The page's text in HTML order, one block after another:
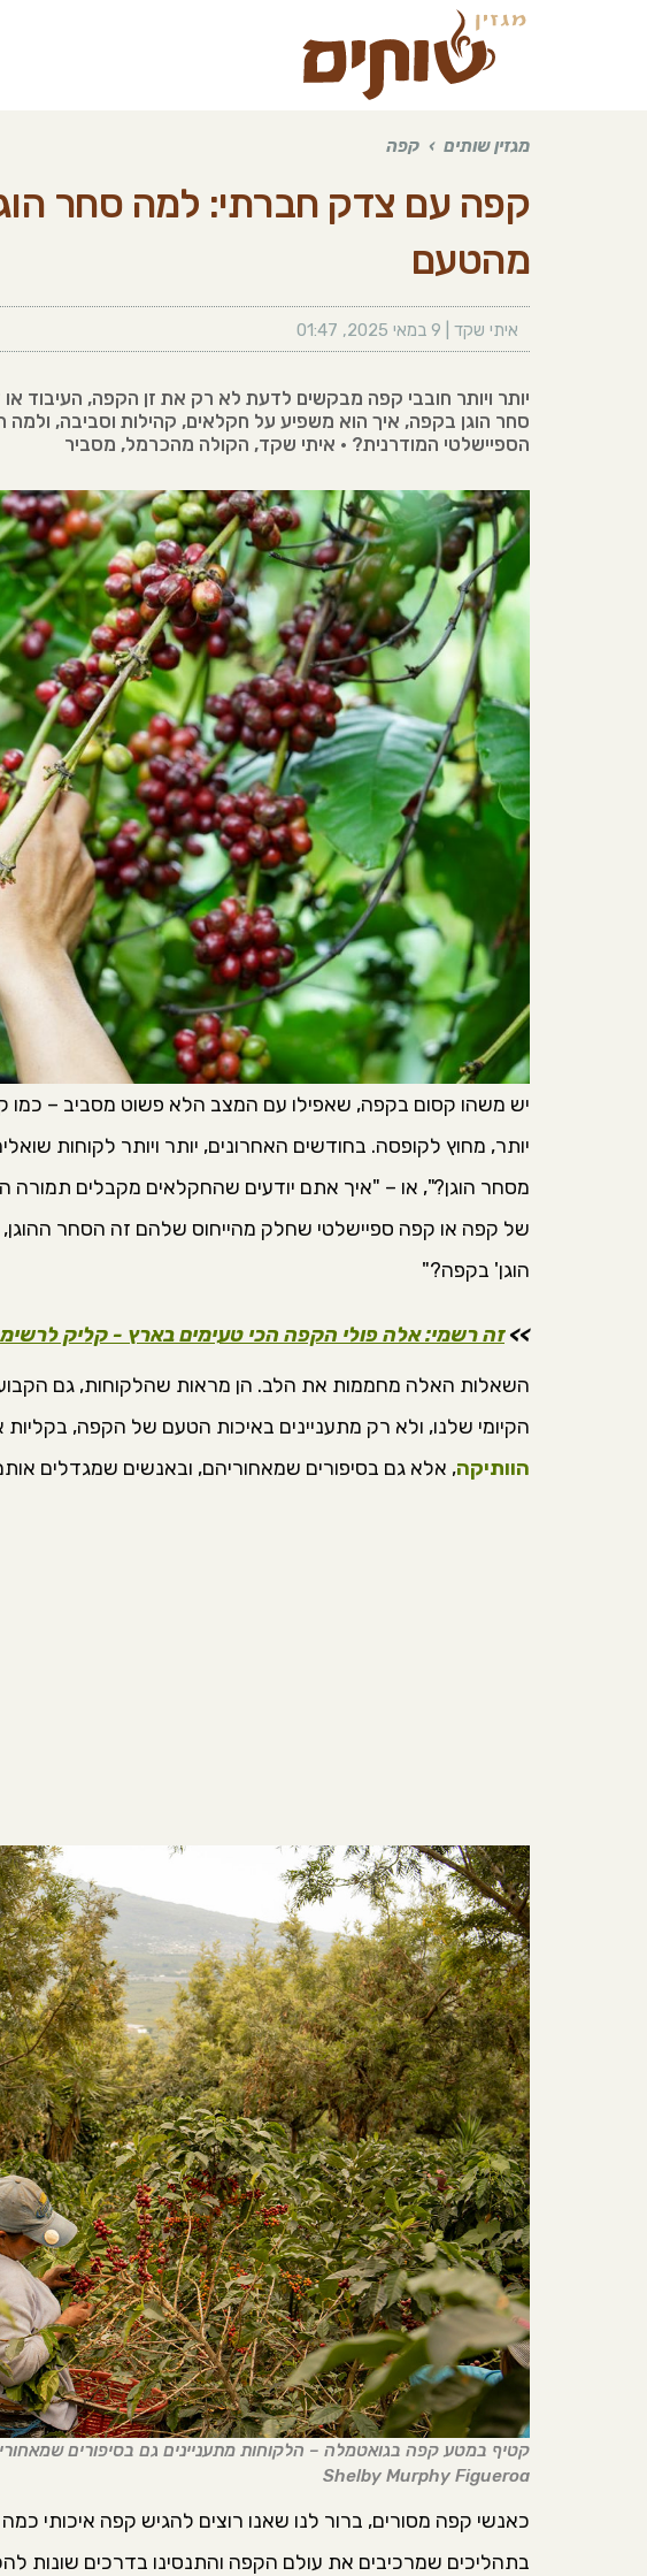
מגזין שותים › קפה
קפה עם צדק חברתי: למה סחר
מהטעם
איתי שקד 9 במאי 2025 ,
01:47
יותר ויותר חובבי קפה מבקשים לדעת לא רק את זן הקפה, העיבוד או
סחר הוגן בקפה, איך הוא משפיע על חקלאים, קהילות וסביבה,
הספיישלטי המודרנית? • איתי שקד, הקולה מהכרמל, מסביר
יש משהו קסום בקפה, שאפילו עם המצב הלא פשוט מסביב – כמו
יותר, מחוץ לקופסה. בחודשים האחרונים, יותר ויותר לקוחות
מסחר הוגן?", או – "איך אתם יודעים שהחקלאים מקבלים תמורה
של קפה או קפה ספיישלטי שחלק מהייחוס שלהם זה הסחר
הוגן' בקפה?"
>>זה רשמי: אלה פולי הקפה הכי טעימים בארץ - קליק
השאלות האלה מחממות את הלב. הן מראות שהלקוחות, גם
הקיומי שלנו, ולא רק מתעניינים באיכות הטעם של הקפה, בקליות
הוותיקה, אלא גם בסיפורים שמאחוריהם, ובאנשים שמגדלים
קטיף במטע קפה בגואטמלה – הלקוחות מתעניינים גם בסיפורים
Shelby Murphy Figueroa
כאנשי קפה מסורים, ברור לנו שאנו רוצים להגיש קפה איכותי
בתהליכים שמרכיבים את עולם הקפה והתנסינו בדרכים שונות